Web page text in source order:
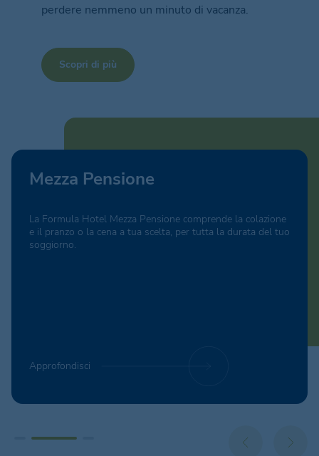
perdere nemmeno un minuto di vacanza.
Scopri di più
Mezza Pensione
La Formula Hotel Mezza Pensione comprende la colazione
e il pranzo o la cena a tua scelta, per tutta la durata del tuo
soggiorno.
Approfondisci